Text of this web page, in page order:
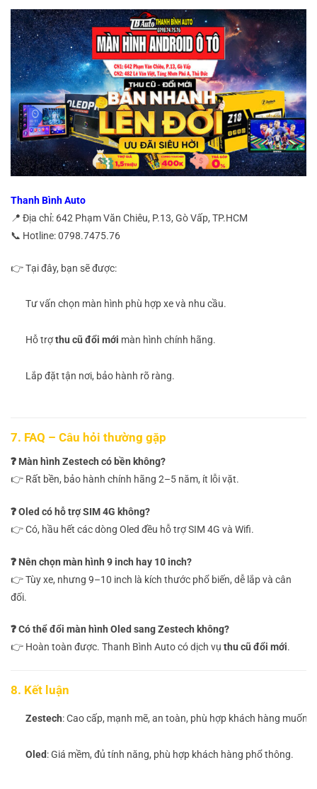
Thanh Bình Auto
📍 Địa chỉ: 642 Phạm Văn Chiêu, P.13, Gò Vấp, TP.HCM
📞 Hotline: 0798.7475.76
👉 Tại đây, bạn sẽ được:
Tư vấn chọn màn hình phù hợp xe và nhu cầu.
Hỗ trợthu cũ đổi mới màn hình chính hãng.
Lắp đặt tận nơi, bảo hành rõ ràng.
7. FAQ – Câu hỏi thường gặp
❓ Màn hình Zestech có bền không?
👉 Rất bền, bảo hành chính hãng 2–5 năm, ít lỗi vặt.
❓ Oled có hỗ trợ SIM 4G không?
👉 Có, hầu hết các dòng Oled đều hỗ trợ SIM 4G và Wifi.
❓ Nên chọn màn hình 9 inch hay 10 inch?
👉 Tùy xe, nhưng 9–10 inch là kích thước phổ biến, dễ lắp và cân
đối.
❓ Có thể đổi màn hình Oled sang Zestech không?
👉 Hoàn toàn được. Thanh Bình Auto có dịch vụ thu cũ đổi mới.
8. Kết luận
Zestech: Cao cấp, mạnh mẽ, an toàn, phù hợp khách hàng muốn
Oled: Giá mềm, đủ tính năng, phù hợp khách hàng phổ thông.